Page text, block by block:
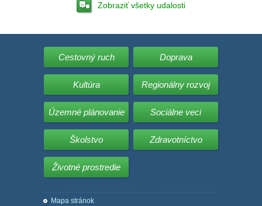
Zobraziť všetky udalosti
Cestovný ruch Doprava
Kultúra Regionálny rozvoj
Územné plánovanie Sociálne veci
Školstvo Zdravotníctvo
Životné prostredie
Mapa stránok